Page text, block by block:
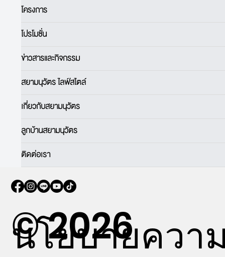
© 2026
นโยบายควา
โครงการ
โปรโมชั่น
ข่าวสารและกิจกรรม
สยามนุวัตร ไลฟ์สไตล์
เกี่ยวกับสยามนุวัตร
ลูกบ้านสยามนุวัตร
ติดต่อเรา